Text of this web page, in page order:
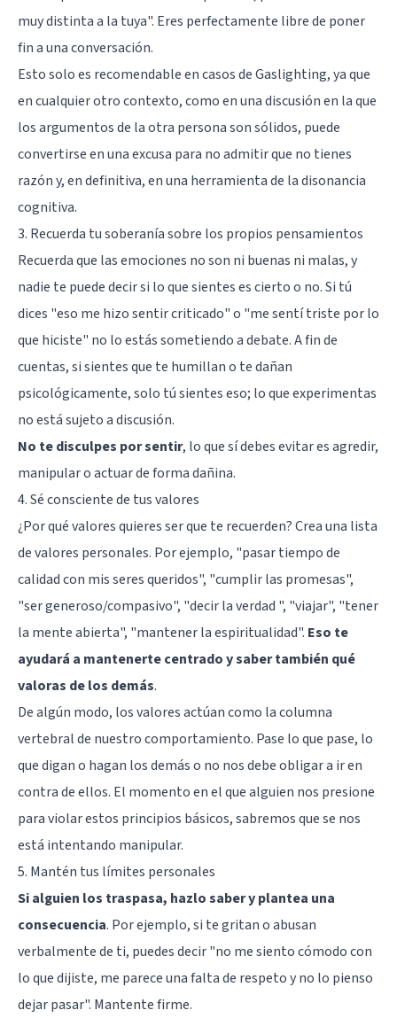
muy distinta a la tuya". Eres perfectamente libre de poner
fin a una conversación.
Esto solo es recomendable en casos de Gaslighting, ya que
en cualquier otro contexto, como en una discusión en la que
los argumentos de la otra persona son sólidos, puede
convertirse en una excusa para no admitir que no tienes
razón y, en definitiva, en una herramienta de ladisonancia
cognitiva.
3. Recuerda tu soberanía sobre los propios pensamientos
Recuerda que las emociones no son ni buenas ni malas, y
nadie te puede decir si lo que sientes es cierto o no. Si tú
dices "eso me hizo sentir criticado" o "me sentí triste por lo
que hiciste" no lo estás sometiendo a debate. A fin de
cuentas, si sientes que te humillan o te dañan
psicológicamente, solo tú sientes eso; lo que experimentas
no está sujeto a discusión.
No te disculpes por sentir, lo que sí debes evitar es agredir,
manipular o actuar de forma dañina.
4. Sé consciente de tus valores
¿Por qué valores quieres ser que te recuerden? Crea una lista
de valores personales. Por ejemplo, "pasar tiempo de
calidad con mis seres queridos", "cumplir las promesas",
"ser generoso/compasivo", "decir la verdad ", "viajar", "tener
la mente abierta", "mantener la espiritualidad". Eso te
ayudará a mantenerte centrado y saber también qué
valoras de los demás.
De algún modo, los valores actúan como la columna
vertebral de nuestro comportamiento. Pase lo que pase, lo
que digan o hagan los demás o no nos debe obligar a ir en
contra de ellos. El momento en el que alguien nos presione
para violar estos principios básicos, sabremos que se nos
está intentando manipular.
5. Mantén tus límites personales
Si alguien los traspasa, hazlo saber y plantea una
consecuencia. Por ejemplo, si te gritan o abusan
verbalmente de ti, puedes decir "no me siento cómodo con
lo que dijiste, me parece una falta de respeto y no lo pienso
dejar pasar". Mantente firme.